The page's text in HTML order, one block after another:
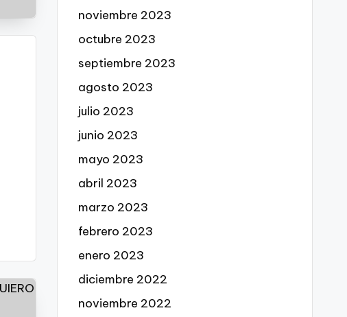
noviembre 2023
octubre 2023
septiembre 2023
agosto 2023
julio 2023
junio 2023
mayo 2023
abril 2023
marzo 2023
febrero 2023
enero 2023
diciembre 2022
noviembre 2022